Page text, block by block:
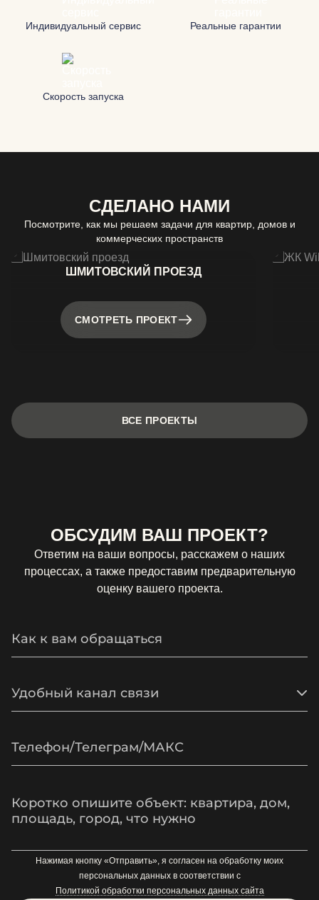
Индивидуальный сервис Реальные гарантии
Скорость запуска
СДЕЛАНО НАМИ
Посмотрите, как мы решаем задачи для квартир, домов и
коммерческих пространств
ШМИТОВСКИЙ ПРОЕЗД
СМОТРЕТЬ ПРОЕКТ
ВСЕ ПРОЕКТЫ
ОБСУДИМ ВАШ ПРОЕКТ?
Ответим на ваши вопросы, расскажем о наших
процессах, а также предоставим предварительную
оценку вашего проекта.
Удобный канал связи
Нажимая кнопку «Отправить», я согласен на обработку моих
персональных данных в соответствии с
Политикой обработки персональных данных сайта